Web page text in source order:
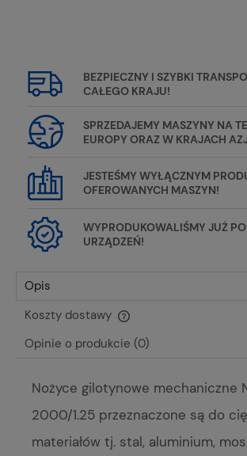
BEZPIECZNY I SZYBKI
CAŁEGO KRAJU!
SPRZEDAJEMY MASZYNY NA
EUROPY ORAZ W KRAJACH
JESTEŚMY WYŁĄCZNYM
OFEROWANYCH MASZYN!
WYPRODUKOWALIŚMY JUŻ
URZĄDZEŃ!
Opis
Koszty dostawy
Cena nie zawiera ewentualnych kosztów
Opinie o produkcie (0)
Nożyce gilotynowe mechaniczne
2000/1.25 przeznaczone są do
materiałów tj. stal, aluminium,